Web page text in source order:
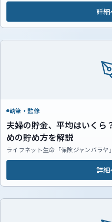
詳細
執筆・監修
夫婦の貯金、平均はいくら
めの貯め方を解説
ライフネット生命「保険ジャンバラ
詳細